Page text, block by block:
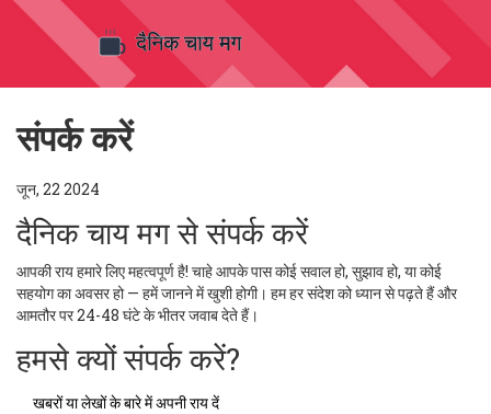
संपर्क करें
जून, 22 2024
दैनिक चाय मग से संपर्क करें
आपकी राय हमारे लिए महत्वपूर्ण है! चाहे आपके पास कोई सवाल हो, सुझाव हो, या कोई
सहयोग का अवसर हो — हमें जानने में खुशी होगी। हम हर संदेश को ध्यान से पढ़ते हैं और
आमतौर पर 24-48 घंटे के भीतर जवाब देते हैं।
हमसे क्यों संपर्क करें?
खबरों या लेखों के बारे में अपनी राय दें